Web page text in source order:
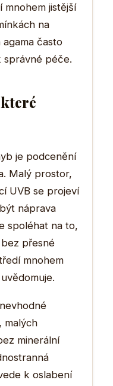
jistější
na
agama často
správné péče.
je podcenění
Malý prostor,
UVB se projeví
náprava
spoléhat na to,
bez přesné
mnohem
malých
minerální
k oslabení